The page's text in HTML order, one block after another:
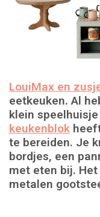
LouiMax en
eetkeuken. Al
klein
keukenblok
te bereiden. Je
bordjes, een
met eten bij.
metalen